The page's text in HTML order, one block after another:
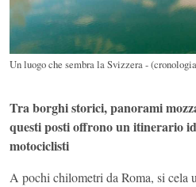
Un luogo che sembra la Svizzera -
Tra borghi storici, panorami
questi posti offrono un itinerario
motociclisti
A pochi chilometri da Roma, si cela